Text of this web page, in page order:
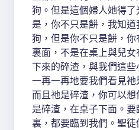
狗。但是這個婦人她得
是，你不只是餅，我知
狗，但是你不只是餅，
裏面，不是在桌上與兒
下來的碎渣，與我們這
一再一再地要我們看見祂
而且祂是碎渣，你可以
是碎渣，在桌子下面。
裏，都要臨到我們。聖